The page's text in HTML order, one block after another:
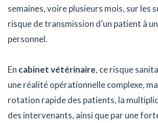
semaines, voire plusieurs mois, sur les
risque de transmission d’un patient à
personnel.
En cabinet vétérinaire, ce risque
une réalité opérationnelle complexe,
rotation rapide des patients, la
des intervenants, ainsi que par une